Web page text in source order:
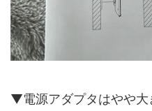
▼電源アダプタはやや大